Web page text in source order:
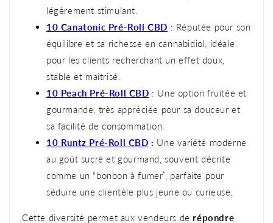
légèrement stimulant.
10 Canatonic Pré-Roll CBD : Réputée pour son
équilibre et sa richesse en cannabidiol, idéale
pour les clients recherchant un effet doux,
stable et maîtrisé.
10 Peach Pré-Roll CBD : Une option fruitée et
gourmande, très appréciée pour sa douceur et
sa facilité de consommation.
10 Runtz Pré-Roll CBD : Une variété moderne
au goût sucré et gourmand, souvent décrite
comme un “bonbon à fumer”, parfaite pour
séduire une clientèle plus jeune ou curieuse.
Cette diversité permet aux vendeurs de répondre